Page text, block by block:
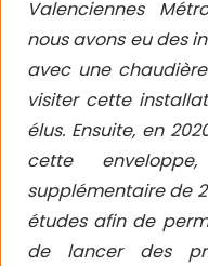
Valenciennes
nous avons eu des
avec une
visiter cette
élus. Ensuite, en
cette
supplémentaire de
études afin de
de lancer des